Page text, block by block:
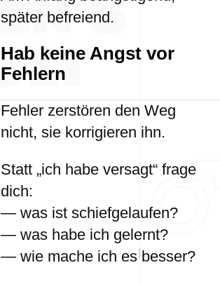
später befreiend.
Hab keine Angst vor
Fehlern
Fehler zerstören den Weg
nicht, sie korrigieren ihn.
Statt „ich habe versagt“ frage
dich:
— was ist schiefgelaufen?
— was habe ich gelernt?
— wie mache ich es besser?